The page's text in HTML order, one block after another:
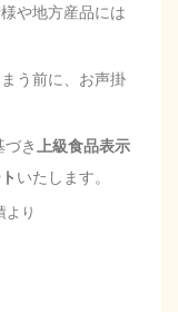
や地方産品には
う前に、お声掛
き上級食品表示
いたします。
より